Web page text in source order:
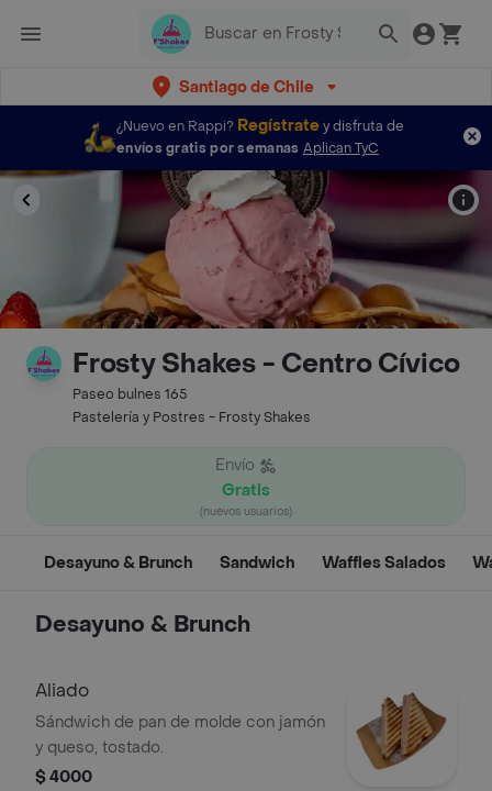
Santiago de Chile
¿Nuevo en Rappi? Regístratey disfruta de
envíos gratis por semanas Aplican TyC
Frosty Shakes - Centro Cívico
Paseo bulnes 165
Pastelería y Postres - Frosty Shakes
Envío
Gratis
(nuevos usuarios)
Desayuno & Brunch Sandwich Waffles Salados
Desayuno & Brunch
Aliado
Sándwich de pan de molde con jamón
y queso, tostado.
$ 4000